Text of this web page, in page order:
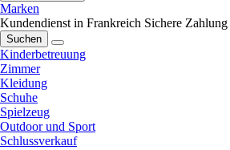
Marken
Kundendienst in Frankreich Sichere Zahlung
Suchen
Kinderbetreuung
Zimmer
Kleidung
Schuhe
Spielzeug
Outdoor und Sport
Schlussverkauf